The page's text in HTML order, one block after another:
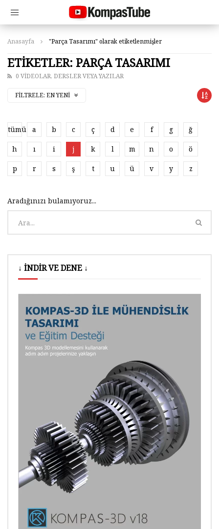
Anasayfa "Parça Tasarımı" olarak etiketlenmişler
ETIKETLER: PARÇA TASARIMI
0 VIDEOLAR, DERSLER VEYA YAZILAR
FILTRELE: EN YENI
tümü a b c ç d e f g ğ
h ı i j k l m n o ö
p r s ş t u ü v y z
Aradığınızı bulamıyoruz...
↓ İNDİR VE DENE ↓